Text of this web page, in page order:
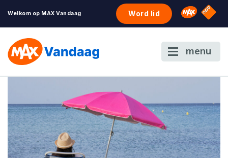
Welkom op MAX Vandaag Word lid Omroep
NPO
menu